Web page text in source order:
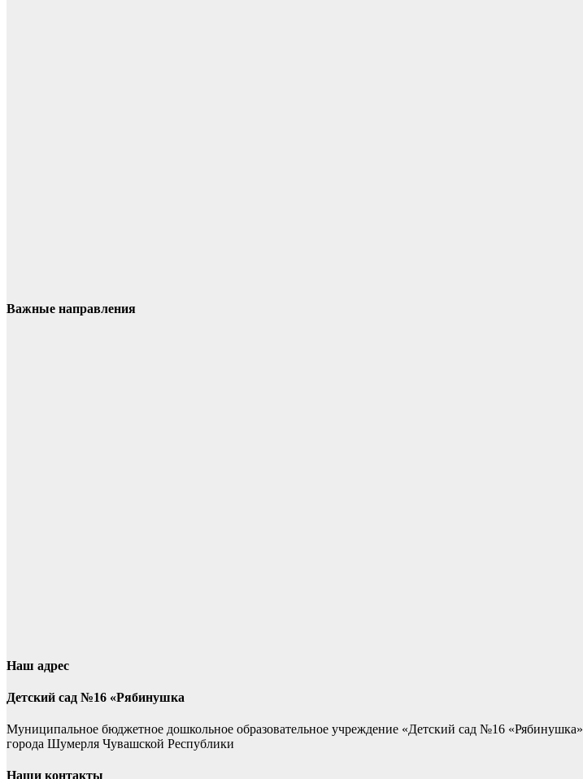
Важные направления
Наш адрес
Детский сад №16 «Рябинушка
Муниципальное бюджетное дошкольное образовательное учреждение «Детский сад №16 «Рябинушка»
города Шумерля Чувашской Республики
Наши контакты